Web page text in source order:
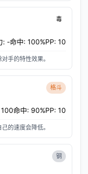
毒
: -命中: 100%PP: 10
手的特性效果。
格斗
命中: 90%PP: 10
的速度会降低。
钢